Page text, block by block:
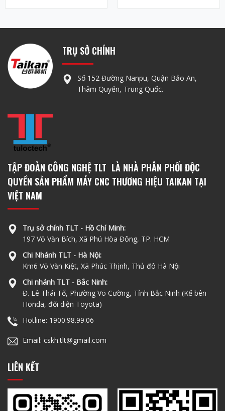
TRỤ SỞ CHÍNH
Số 152 Đường Nanpu, Quận Bảo An,
Thâm Quyến, Trung Quốc.
TẬP ĐOÀN CÔNG NGHỆ TLT LÀ NHÀ PHÂN PHỐI ĐỘC
QUYỀN SẢN PHẨM MÁY CNC THƯƠNG HIỆU TAIKAN TẠI
VIỆT NAM
Trụ sở chính TLT - Hồ Chí Minh:
197 Võ Văn Bích, Xã Phú Hòa Đông, TP. HCM
Chi Nhánh TLT - Hà Nội:
Km6 Võ Văn Kiệt, Xã Phúc Thịnh, Thủ đô Hà Nội
Chi nhánh TLT - Bắc Ninh:
Đ. Lê Thái Tổ, Phường Võ Cường, Tỉnh Bắc Ninh (Kế bên
Honda, đối diện Toyota)
Hotline: 1900.98.99.06
Email: cskh.tlt@gmail.com
LIÊN KẾT